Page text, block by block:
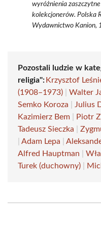
wyróżnienia
kolekcjonerów. Polska
Wydawnictwo Kanion,
Pozostali ludzie w
religia": Krzysztof
(1908–1973)
Walter
Semko Koroza
Julius
Kazimierz Bem
Piotr
Tadeusz Sieczka
Adam Lepa
Alfred Hauptman
Turek (duchowny)